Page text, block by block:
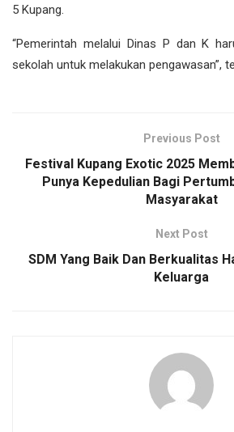
5 Kupang.
“Pemerintah melalui Dinas P dan K
sekolah untuk melakukan pengawasan”,
Previous Post
Festival Kupang Exotic 2025
Punya Kepedulian Bagi
Masyarakat
Next Post
SDM Yang Baik Dan Berkualitas
Keluarga